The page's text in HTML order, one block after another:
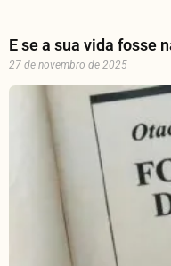
E se a sua vida fosse
27 de novembro de 2025